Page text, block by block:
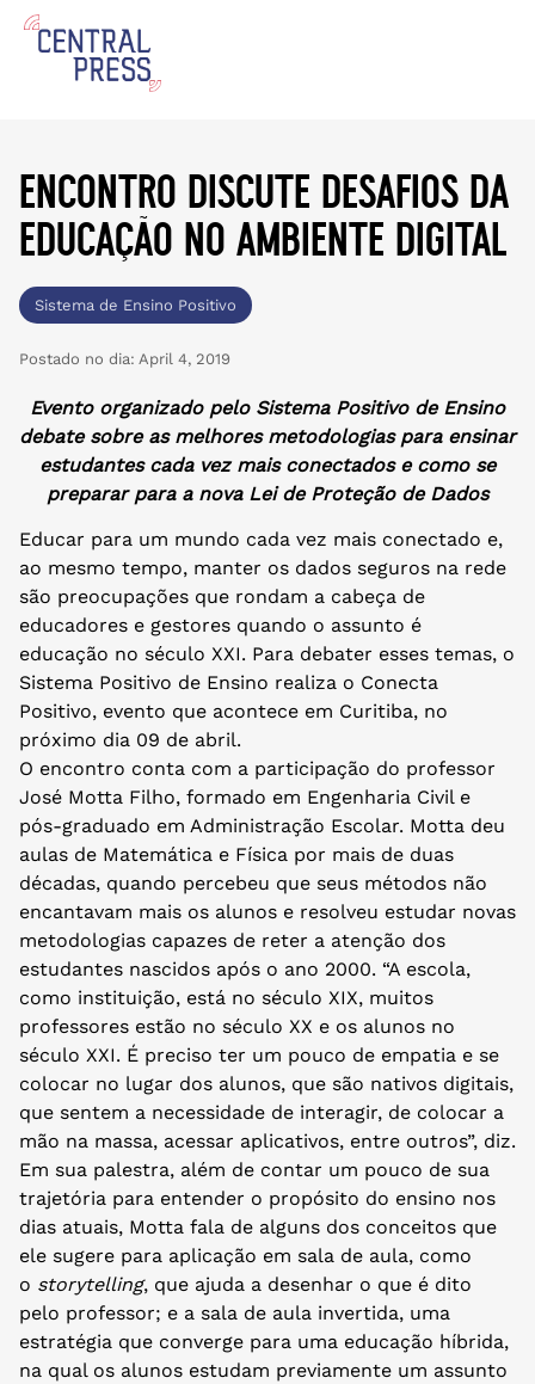
encontro discute desafios da
educação no ambiente digital
Sistema de Ensino Positivo
Postado no dia: April 4, 2019
Evento organizado pelo Sistema Positivo de Ensino
debate sobre as melhores metodologias para ensinar
estudantes cada vez mais conectados e como se
preparar para a nova Lei de Proteção de Dados
Educar para um mundo cada vez mais conectado e,
ao mesmo tempo, manter os dados seguros na rede
são preocupações que rondam a cabeça de
educadores e gestores quando o assunto é
educação no século XXI. Para debater esses temas, o
Sistema Positivo de Ensino realiza o Conecta
Positivo, evento que acontece em Curitiba, no
próximo dia 09 de abril.
O encontro conta com a participação do professor
José Motta Filho, formado em Engenharia Civil e
pós-graduado em Administração Escolar. Motta deu
aulas de Matemática e Física por mais de duas
décadas, quando percebeu que seus métodos não
encantavam mais os alunos e resolveu estudar novas
metodologias capazes de reter a atenção dos
estudantes nascidos após o ano 2000. “A escola,
como instituição, está no século XIX, muitos
professores estão no século XX e os alunos no
século XXI. É preciso ter um pouco de empatia e se
colocar no lugar dos alunos, que são nativos digitais,
que sentem a necessidade de interagir, de colocar a
mão na massa, acessar aplicativos, entre outros”, diz.
Em sua palestra, além de contar um pouco de sua
trajetória para entender o propósito do ensino nos
dias atuais, Motta fala de alguns dos conceitos que
ele sugere para aplicação em sala de aula, como
o storytelling, que ajuda a desenhar o que é dito
pelo professor; e a sala de aula invertida, uma
estratégia que converge para uma educação híbrida,
na qual os alunos estudam previamente um assunto